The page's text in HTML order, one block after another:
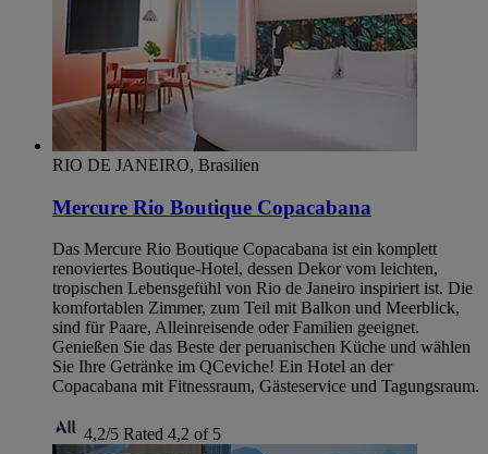
RIO DE JANEIRO, Brasilien
Mercure Rio Boutique Copacabana
Das Mercure Rio Boutique Copacabana ist ein komplett
renoviertes Boutique-Hotel, dessen Dekor vom leichten,
tropischen Lebensgefühl von Rio de Janeiro inspiriert ist. Die
komfortablen Zimmer, zum Teil mit Balkon und Meerblick,
sind für Paare, Alleinreisende oder Familien geeignet.
Genießen Sie das Beste der peruanischen Küche und wählen
Sie Ihre Getränke im QCeviche! Ein Hotel an der
Copacabana mit Fitnessraum, Gästeservice und Tagungsraum.
4,2/5 Rated 4,2 of 5